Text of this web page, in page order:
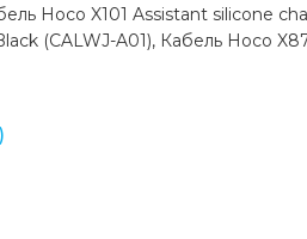
Hoco X101 Assistant silicone
(CALWJ-A01), Кабель Hoco